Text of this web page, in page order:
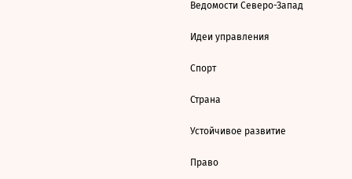
Ведомости Северо-Запад
Идеи управления
Спорт
Страна
Устойчивое развитие
Право